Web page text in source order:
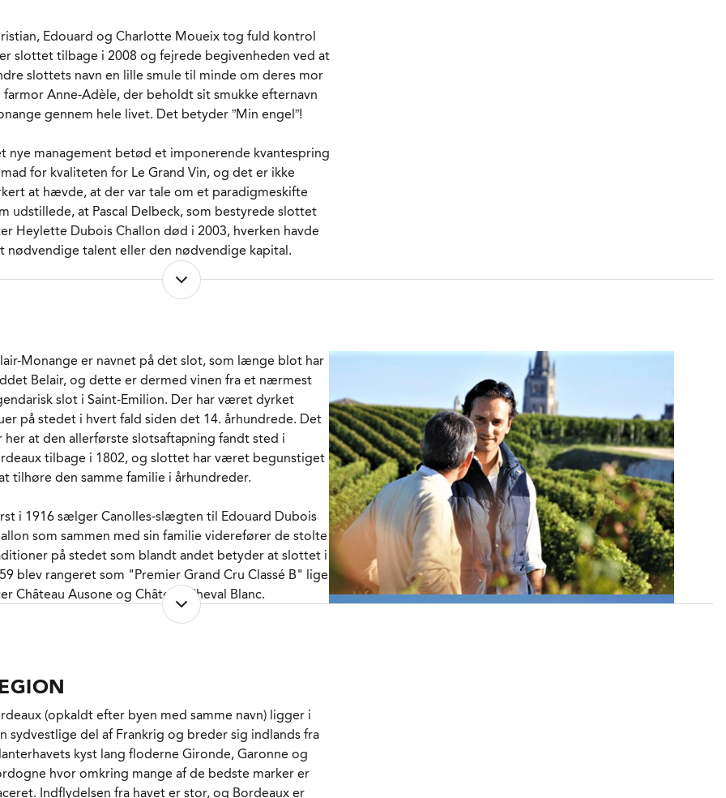
14-16 måneder på fad.
20-25% nye.
HOLDBARHED
10-15 år fra høståret.
TEMPERATUR
15 - 17°C
Flaske (75 cl)
Edouard og Charlotte Moueix tog fuld kontrol
slottet tilbage i 2008 og fejrede begivenheden ved at
slottets navn en lille smule til minde om deres mor
farmor Anne-Adèle, der beholdt sit smukke efternavn
gennem hele livet. Det betyder ”Min engel”!
nye management betød et imponerende kvantespring
for kvaliteten for Le Grand Vin, og det er ikke
at hævde, at der var tale om et paradigmeskifte
udstillede, at Pascal Delbeck, som bestyrede slottet
Heylette Dubois Challon død i 2003, hverken havde
nødvendige talent eller den nødvendige kapital.
omstruktureringen af slottet fulgte denne 2. vin
drueblanding, det vil sige omkring 90% Merlot og
Cabernet Franc. Lidt kortere fadlagring. 14-16
frem for 16-18 og en lidt mindre andel af nye
Omkring 20% frem for 50% eller mere, men stadig
masser af nerve og (ja) potens, så det er ikke så
at Annonce i blindsmagninger, hvor man mister
for at være forudindtaget og begejstret for en
skyld, haler den ind på Le Grand Vin og
stribevis af andre vine i Saint-Emilion. Det er intet
end imponerende!
Monange er navnet på det slot, som længe blot har
Belair, og dette er dermed vinen fra et nærmest
slot i Saint-Emilion. Der har været dyrket
på stedet i hvert fald siden det 14. århundrede. Det
her at den allerførste slotsaftapning fandt sted i
tilbage i 1802, og slottet har været begunstiget
tilhøre den samme familie i århundreder.
i 1916 sælger Canolles-slægten til Edouard Dubois
som sammen med sin familie viderefører de stolte
på stedet som blandt andet betyder at slottet i
blev rangeret som "Premier Grand Cru Classé B" lige
Château Ausone og Château Cheval Blanc.
den nødvendige kapital og efter først at have
31% af aktionerne til Moueix opgiver han i 2008 at
slottet, hvorefter Christian, Edouard og
Moueix kan føje endnu et slot til deres i forvejen
portofølge, og fejre begivenheden ved at
slottets navn en lille smule til minde om deres mor
(opkaldt efter byen med samme navn) ligger i
sydvestlige del af Frankrig og breder sig indlands fra
kyst lang floderne Gironde, Garonne og
hvor omkring mange af de bedste marker er
Indflydelsen fra havet er stor, og Bordeaux er